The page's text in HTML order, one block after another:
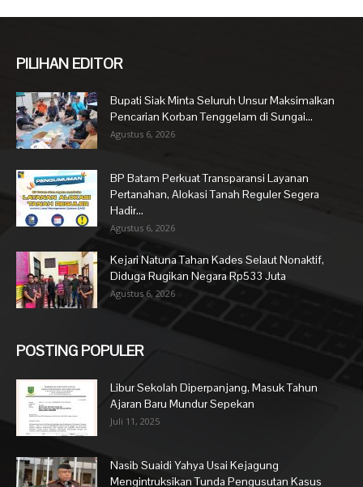
PILIHAN EDITOR
Bupati Siak Minta Seluruh Unsur Maksimalkan
Pencarian Korban Tenggelam di Sungai...
Agustus 6, 2026
BP Batam Perkuat Transparansi Layanan
Pertanahan, Alokasi Tanah Reguler Segera
Hadir...
Agustus 6, 2026
Kejari Natuna Tahan Kades Selaut Nonaktif,
Diduga Rugikan Negara Rp533 Juta
Agustus 6, 2026
POSTING POPULER
Libur Sekolah Diperpanjang, Masuk Tahun
Ajaran Baru Mundur Sepekan
Juli 11, 2025
Nasib Suaidi Yahya Usai Kejagung
Mengintruksikan Tunda Pengusutan Kasus